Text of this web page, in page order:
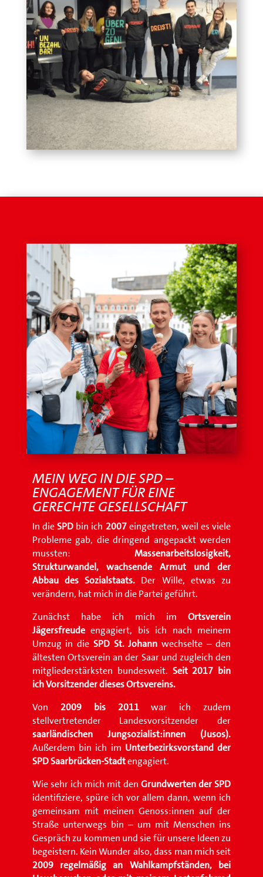
MEIN WEG IN DIE SPD –
ENGAGEMENT FÜR EINE
GERECHTE GESELLSCHAFT
In dieSPD bin ich 2007eingetreten, weil es viele
Probleme gab, die dringend angepackt werden
mussten:Massenarbeitslosigkeit,
Strukturwandel, wachsende Armut und der
Abbau des Sozialstaats. Der Wille, etwas zu
verändern, hat mich in die Partei geführt.
Zunächst habe ich mich imOrtsverein
Jägersfreudeengagiert, bis ich nach meinem
Umzug in die SPD St. Johann wechselte – den
ältesten Ortsverein an der Saar und zugleich den
mitgliederstärksten bundesweit. Seit 2017 bin
ich Vorsitzender dieses Ortsvereins.
Von 2009 bis 2011war ich zudem
stellvertretender Landesvorsitzender der
saarländischen Jungsozialist:innen (Jusos).
Außerdem bin ich im Unterbezirksvorstand der
SPD Saarbrücken-Stadtengagiert.
Wie sehr ich mich mit denGrundwerten der SPD
identifiziere, spüre ich vor allem dann, wenn ich
gemeinsam mit meinen Genoss:innen auf der
Straße unterwegs bin – um mit Menschen ins
Gespräch zu kommen und sie für unsere Ideen zu
begeistern. Kein Wunder also, dass man mich seit
2009 regelmäßig an Wahlkampfständen, bei